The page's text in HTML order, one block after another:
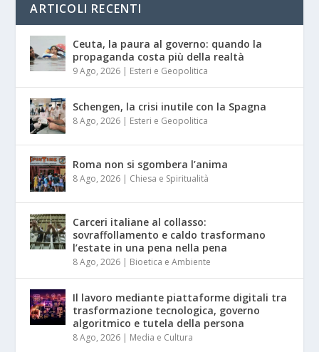
ARTICOLI RECENTI
Ceuta, la paura al governo: quando la
propaganda costa più della realtà
9 Ago, 2026 | Esteri e Geopolitica
Schengen, la crisi inutile con la Spagna
8 Ago, 2026 | Esteri e Geopolitica
Roma non si sgombera l’anima
8 Ago, 2026 | Chiesa e Spiritualità
Carceri italiane al collasso:
sovraffollamento e caldo trasformano
l’estate in una pena nella pena
8 Ago, 2026 | Bioetica e Ambiente
Il lavoro mediante piattaforme digitali tra
trasformazione tecnologica, governo
algoritmico e tutela della persona
8 Ago, 2026 | Media e Cultura